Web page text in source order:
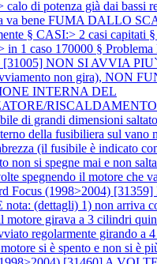
di potenza già dai bassi
va bene FUMA DALLO
§ CASI:> 2 casi capitati
in 1 caso 170000 § Problema
[31005] NON SI AVVIA
non gira), NON
INTERNA DEL
RISCALDAMENTO
di grandi dimensioni
della fusibiliera sul vano
(il fusibile è indicato
non si spegne mai e non
spegnendo il motore che
Focus (1998>2004)
(dettagli) 1) non arriva
motore girava a 3 cilindri
regolarmente girando a
si è spento e non si è